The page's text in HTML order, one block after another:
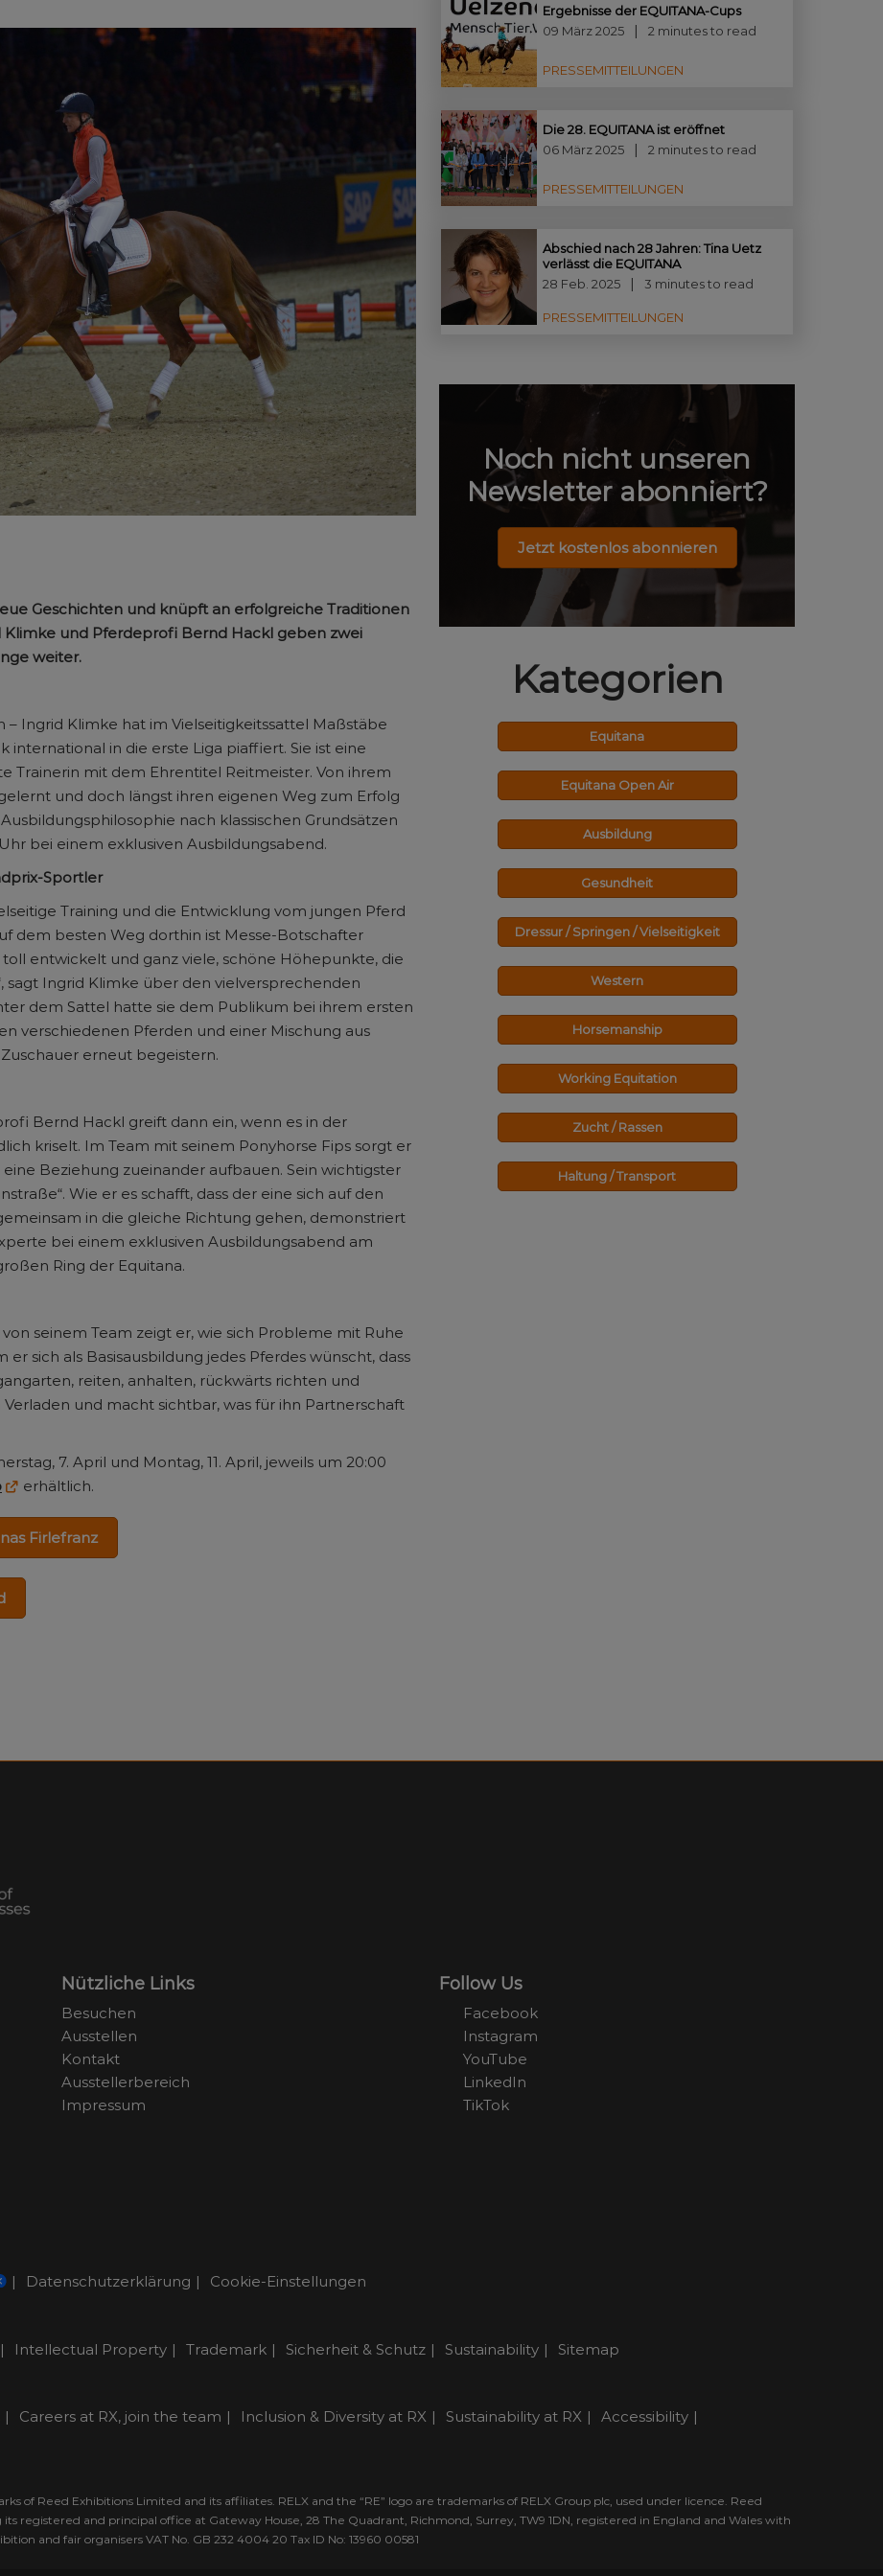
Geschichten und knüpft an erfolgreiche Traditionen
Klimke und Pferdeprofi Bernd Hackl geben zwei
weiter.
Ingrid Klimke hat im Vielseitigkeitssattel Maßstäbe
international in die erste Liga piaffiert. Sie ist eine
Trainerin mit dem Ehrentitel Reitmeister. Von ihrem
und doch längst ihren eigenen Weg zum Erfolg
nach klassischen Grundsätzen
bei einem exklusiven Ausbildungsabend.
Sportler
Training und die Entwicklung vom jungen Pferd
dem besten Weg dorthin ist Messe-Botschafter
toll entwickelt und ganz viele, schöne Höhepunkte, die
sagt Ingrid Klimke über den vielversprechenden
dem Sattel hatte sie dem Publikum bei ihrem ersten
verschiedenen Pferden und einer Mischung aus
erneut begeistern.
Bernd Hackl greift dann ein, wenn es in der
kriselt. Im Team mit seinem Ponyhorse Fips sorgt er
Beziehung zueinander aufbauen. Sein wichtigster
Wie er es schafft, dass der eine sich auf den
in die gleiche Richtung gehen, demonstriert
bei einem exklusiven Ausbildungsabend am
Ring der Equitana.
seinem Team zeigt er, wie sich Probleme mit Ruhe
sich als Basisausbildung jedes Pferdes wünscht, dass
reiten, anhalten, rückwärts richten und
und macht sichtbar, was für ihn Partnerschaft
7. April und Montag, 11. April, jeweils um 20:00
erhältlich.
Firlefranz
Ergebnisse der EQUITANA-Cups
09 März 2025
2 minutes to read
PRESSEMITTEILUNGEN
Die 28. EQUITANA ist eröffnet
06 März 2025
2 minutes to read
PRESSEMITTEILUNGEN
Abschied nach 28 Jahren: Tina Uetz
verlässt die EQUITANA
28 Feb. 2025
3 minutes to read
PRESSEMITTEILUNGEN
Noch nicht unseren
Newsletter abonniert?
Jetzt kostenlos abonnieren
Kategorien
Equitana
Equitana Open Air
Ausbildung
Gesundheit
Dressur / Springen / Vielseitigkeit
Western
Horsemanship
Working Equitation
Zucht / Rassen
Haltung / Transport
Nützliche Links
Besuchen
Ausstellen
Kontakt
Ausstellerbereich
Impressum
Follow Us
Facebook
Instagram
YouTube
LinkedIn
TikTok
Datenschutzerklärung Cookie-Einstellungen
Intellectual Property Trademark Sicherheit & Schutz Sustainability Sitemap
Careers at RX, join the team Inclusion & Diversity at RX Sustainability at RX
Accessibility
of Reed Exhibitions Limited and its affiliates. RELX and the “RE” logo are trademarks of RELX Group plc, used under licence. Reed
registered and principal office at Gateway House, 28 The Quadrant, Richmond, Surrey, TW9 1DN, registered in England and Wales with
and fair organisers VAT No. GB 232 4004 20 Tax ID No: 13960 00581